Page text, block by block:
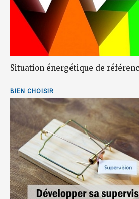
Situation énergétique de
BIEN CHOISIR